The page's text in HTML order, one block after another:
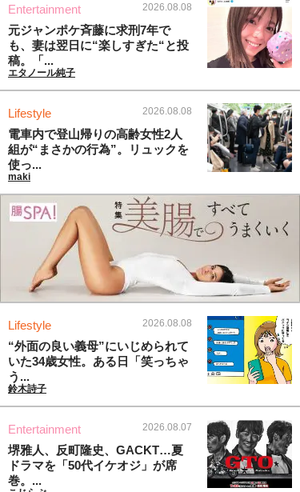
Entertainment 2026.08.08
元ジャンポケ斉藤に求刑7年で
も、妻は翌日に“楽しすぎた“と投
稿。「...
エタノール純子
Lifestyle 2026.08.08
電車内で登山帰りの高齢女性2人
組が“まさかの行為”。リュックを
使っ...
maki
Lifestyle 2026.08.08
“外面の良い義母”にいじめられて
いた34歳女性。ある日「笑っちゃ
う...
鈴木詩子
Entertainment 2026.08.07
堺雅人、反町隆史、GACKT…夏
ドラマを「50代イケオジ」が席
巻。...